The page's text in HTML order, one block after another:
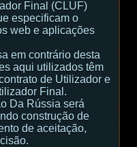
Final (CLUF)
especificam o
web e aplicações
em contrário desta
aqui utilizados têm
de Utilizador e
Final.
Da Rússia será
construção de
de aceitação,